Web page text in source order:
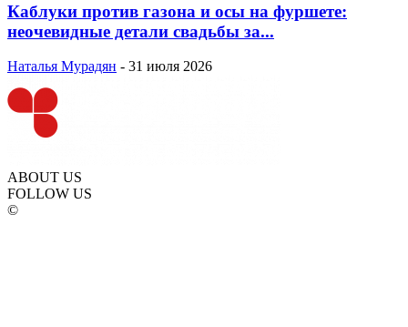
Каблуки против газона и осы на фуршете:
неочевидные детали свадьбы за...
Наталья Мурадян - 31 июля 2026
ABOUT US
FOLLOW US
©